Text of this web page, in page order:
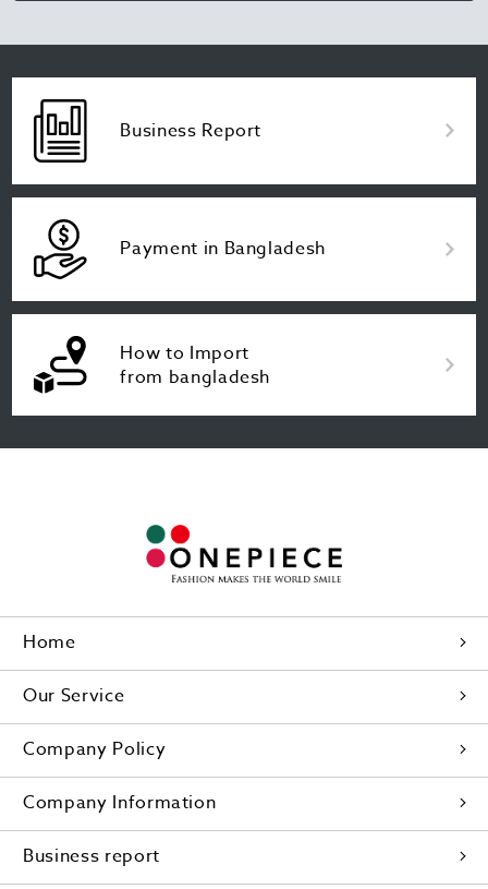
Business Report
Payment in Bangladesh
How to Import
from bangladesh
Home
Our Service
Company Policy
Company Information
Business report